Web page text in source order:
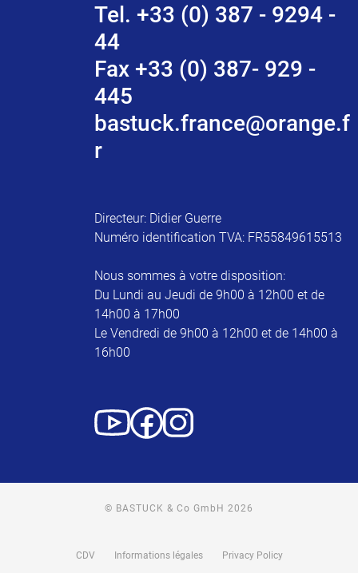
Tel. +33 (0) 387 - 9294 -
44
Fax +33 (0) 387- 929 -
445
bastuck.france@orange.f
r
Directeur: Didier Guerre
Numéro identification TVA: FR55849615513
Nous sommes à votre disposition:
Du Lundi au Jeudi de 9h00 à 12h00 et de
14h00 à 17h00
Le Vendredi de 9h00 à 12h00 et de 14h00 à
16h00
© BASTUCK & Co GmbH 2026
CDV Informations légales Privacy Policy